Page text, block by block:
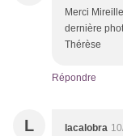
Merci
dernière
Thérèse
Répondre
L lacalobra